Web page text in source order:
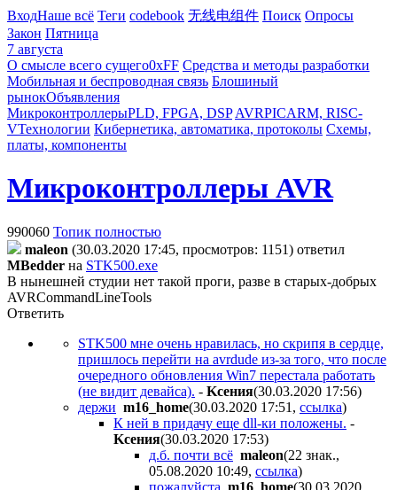
ВходНаше всё Теги codebook 无线电组件 Поиск Опросы
Закон Пятница
7 августа
О смысле всего сущего0xFF Средства и методы разработки
Мобильная и беспроводная связь Блошиный
рынокОбъявления
МикроконтроллерыPLD, FPGA, DSP AVRPICARM, RISC-
VТехнологии Кибернетика, автоматика, протоколы Схемы,
платы, компоненты
Микроконтроллеры AVR
990060 Топик полностью
maleon (30.03.2020 17:45, просмотров: 1151) ответил
MBedder на STK500.exe
В нынешней студии нет такой проги, разве в старых-добрых
AVRCommandLineTools
Ответить
STK500 мне очень нравилась, но скрипя в сердце,
пришлось перейти на avrdude из-за того, что после
очередного обновления Win7 перестала работать
(не видит девайса). - Kceния(30.03.2020 17:56)
держи m16_home(30.03.2020 17:51 , ссылка)
К ней в придачу еще dll-ки положены. -
Kceния(30.03.2020 17:53)
д.б. почти всё maleon(22 знак.,
05.08.2020 10:49, ссылка)
пожалуйста m16_home(30.03.2020